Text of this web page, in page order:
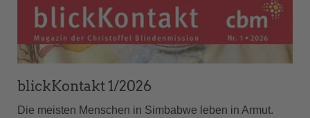
blickKontakt 1/2026
Die meisten Menschen in Simbabwe leben in Armut.